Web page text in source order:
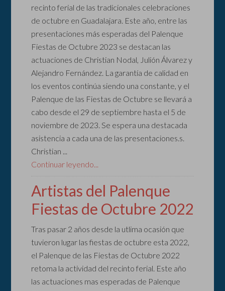
recinto ferial de las tradicionales celebraciones
de octubre en Guadalajara. Este año, entre las
presentaciones más esperadas del Palenque
Fiestas de Octubre 2023 se destacan las
actuaciones de Christian Nodal, Julión Álvarez y
Alejandro Fernández. La garantía de calidad en
los eventos continúa siendo una constante, y el
Palenque de las Fiestas de Octubre se llevará a
cabo desde el 29 de septiembre hasta el 5 de
noviembre de 2023. Se espera una destacada
asistencia a cada una de las presentaciones.s.
Christian ...
Continuar leyendo...
Artistas del Palenque
Fiestas de Octubre 2022
Tras pasar 2 años desde la utlima ocasión que
tuvieron lugar las fiestas de octubre esta 2022,
el Palenque de las Fiestas de Octubre 2022
retoma la actividad del recinto ferial. Este año
las actuaciones mas esperadas de Palenque